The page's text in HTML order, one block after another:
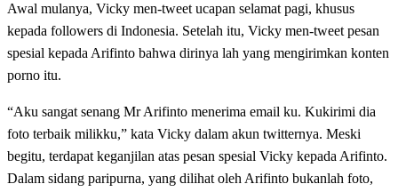
Awal mulanya, Vicky men-tweet ucapan selamat pagi, khusus
kepada followers di Indonesia. Setelah itu, Vicky men-tweet pesan
spesial kepada Arifinto bahwa dirinya lah yang mengirimkan konten
porno itu.
“Aku sangat senang Mr Arifinto menerima email ku. Kukirimi dia
foto terbaik milikku,” kata Vicky dalam akun twitternya. Meski
begitu, terdapat keganjilan atas pesan spesial Vicky kepada Arifinto.
Dalam sidang paripurna, yang dilihat oleh Arifinto bukanlah foto,